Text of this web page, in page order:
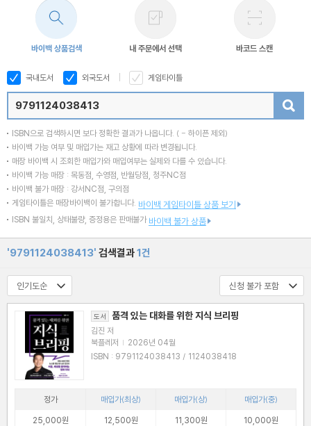
바이백 상품검색 내 주문에서 선택 바코드 스캔
국내도서 외국도서 게임타이틀
ISBN으로 검색하시면 보다 정확한 결과가 나옵니다. ( - 하이픈 제외)
바이백 가능 여부 및 매입가는 재고 상황에 따라 변경됩니다.
매장 바이백 시 조회한 매입가와 매입여부는 실제와 다를 수 있습니다.
바이백 가능 매장 : 목동점, 수영점, 반월당점, 청주NC점
바이백 불가 매장 : 강서NC점, 구의점
게임타이틀은 매장바이백이 불가합니다. 바이백 게임타이틀 상품 보기
ISBN 불일치, 상태불량, 증정용은 판매불가 바이백 불가 상품
'9791124038413' 검색결과1건
도서 품격 있는 대화를 위한 지식 브리핑
김진 저
북플레저 | 2026년 04월
ISBN : 9791124038413 / 1124038418
정가 매입가(최상) 매입가(상)
매입가(중)
25,000원
12,500원 11,300원 10,000원